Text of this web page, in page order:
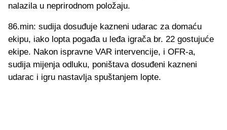
nalazila u neprirodnom položaju.
86.min: sudija dosuđuje kazneni udarac za domaću
ekipu, iako lopta pogađa u leđa igrača br. 22 gostujuće
ekipe. Nakon ispravne VAR intervencije, i OFR-a,
sudija mijenja odluku, poništava dosuđeni kazneni
udarac i igru nastavlja spuštanjem lopte.